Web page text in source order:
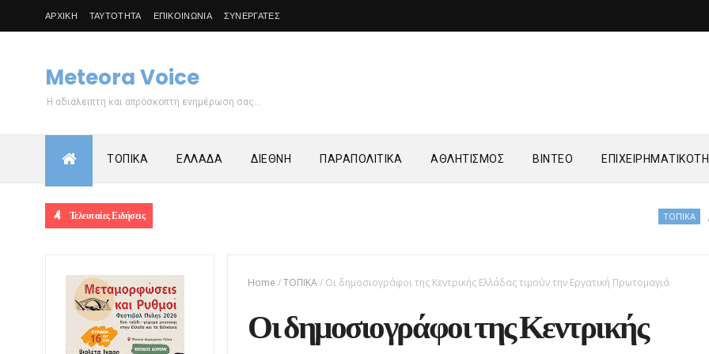
ΑΡΧΙΚΗ ΤΑΥΤΟΤΗΤΑ ΕΠΙΚΟΙΝΩΝΙΑ ΣΥΝΕΡΓΑΤΕΣ
Meteora Voice
Η αδιάλειπτη και απρόσκοπτη ενημέρωση σας...
ΤΟΠΙΚΑ ΕΛΛΑΔΑ ΔΙΕΘΝΗ ΠΑΡΑΠΟΛΙΤΙΚΑ ΑΘΛΗΤΙΣΜΟΣ ΒΙΝΤΕΟ
Τελευταίες Ειδήσεις Δήμος
Home /ΤΟΠΙΚΑ/ Οι δημοσιογράφοι της Κεντρικής Ελλάδας τιμούν την Εργατική Πρωτομαγιά
Οι δημοσιογράφοι της Κεντρικής